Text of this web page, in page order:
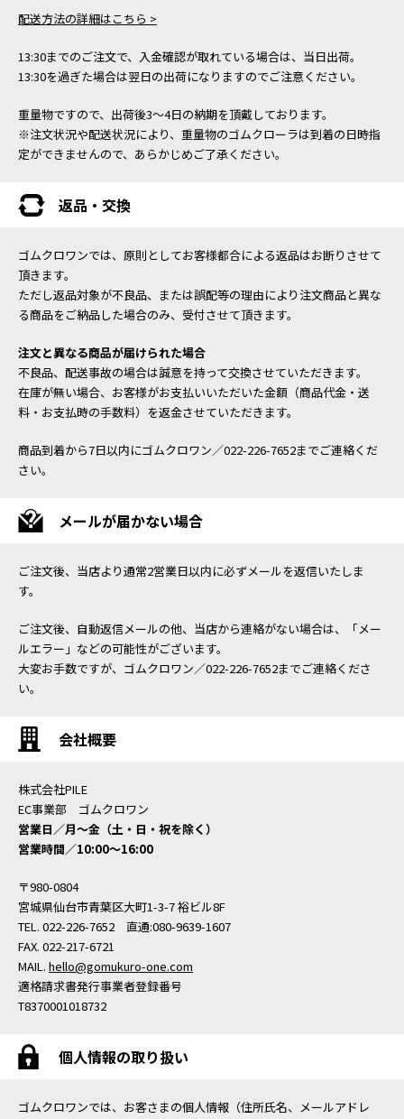
配送方法の詳細はこちら >
13:30までのご注文で、入金確認が取れている場合は、当日出荷。
13:30を過ぎた場合は翌日の出荷になりますのでご注意ください。
重量物ですので、出荷後3～4日の納期を頂戴しております。
※注文状況や配送状況により、重量物のゴムクローラは到着の日時指
定ができませんので、あらかじめご了承ください。
返品・交換
ゴムクロワンでは、原則としてお客様都合による返品はお断りさせて
頂きます。
ただし返品対象が不良品、または誤配等の理由により注文商品と異な
る商品をご納品した場合のみ、受付させて頂きます。
注文と異なる商品が届けられた場合
不良品、配送事故の場合は誠意を持って交換させていただきます。
在庫が無い場合、お客様がお支払いいただいた金額（商品代金・送
料・お支払時の手数料）を返金させていただきます。
商品到着から7日以内にゴムクロワン／022-226-7652までご連絡くだ
さい。
メールが届かない場合
ご注文後、当店より通常2営業日以内に必ずメールを返信いたしま
す。
ご注文後、自動返信メールの他、当店から連絡がない場合は、「メー
ルエラー」などの可能性がございます。
大変お手数ですが、ゴムクロワン／022-226-7652までご連絡くださ
い。
会社概要
株式会社PILE
EC事業部 ゴムクロワン
営業日／月〜金（土・日・祝を除く）
営業時間／10:00〜16:00
〒980-0804
宮城県仙台市青葉区大町1-3-7 裕ビル8F
TEL. 022-226-7652 直通:080-9639-1607
FAX. 022-217-6721
MAIL. hello@gomukuro-one.com
適格請求書発行事業者登録番号
T8370001018732
個人情報の取り扱い
ゴムクロワンでは、お客さまの個人情報（住所氏名、メールアドレ